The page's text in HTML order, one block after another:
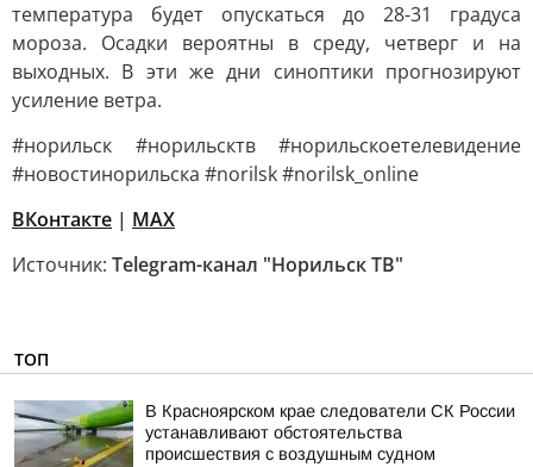
температура будет опускаться до 28-31 градуса
мороза. Осадки вероятны в среду, четверг и на
выходных. В эти же дни синоптики прогнозируют
усиление ветра.
#норильск #норильсктв #норильскоетелевидение
#новостинорильска #norilsk #norilsk_online
ВКонтакте | MAX
Источник: Telegram-канал "Норильск ТВ"
ТОП
В Красноярском крае следователи СК России
устанавливают обстоятельства
происшествия с воздушным судном